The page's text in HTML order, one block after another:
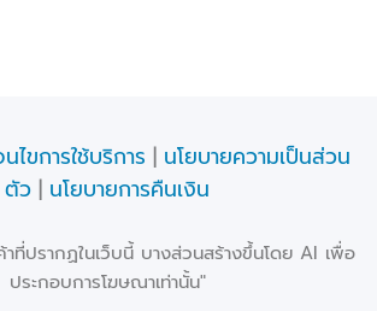
ไขการใช้บริการ | นโยบายความเป็นส่วน
ตัว | นโยบายการคืนเงิน
ที่ปรากฏในเว็บนี้ บางส่วนสร้างขึ้นโดย AI เพื่อ
ประกอบการโฆษณาเท่านั้น"